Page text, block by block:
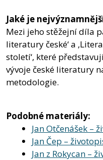
Jaké je
Mezi jeho stěžejní díla
literatury české‘ a
století‘, které
vývoje české literatury
metodologie.
Podobné materiály:
Jan Otčenášek –
Jan Čep –
Jan z Rokycan –